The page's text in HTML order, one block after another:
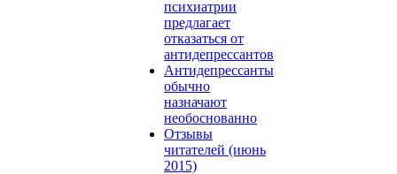
психиатрии
предлагает
отказаться от
антидепрессантов
Антидепрессанты
обычно
назначают
необоснованно
Отзывы
читателей (июнь
2015)